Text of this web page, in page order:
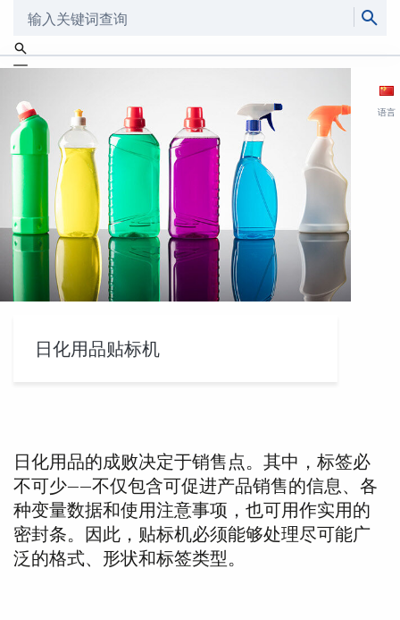
搜索
语言
日化用品贴标机
日化用品的成败决定于销售点。其中，标签必
不可少——不仅包含可促进产品销售的信息、各
种变量数据和使用注意事项，也可用作实用的
密封条。因此，贴标机必须能够处理尽可能广
泛的格式、形状和标签类型。